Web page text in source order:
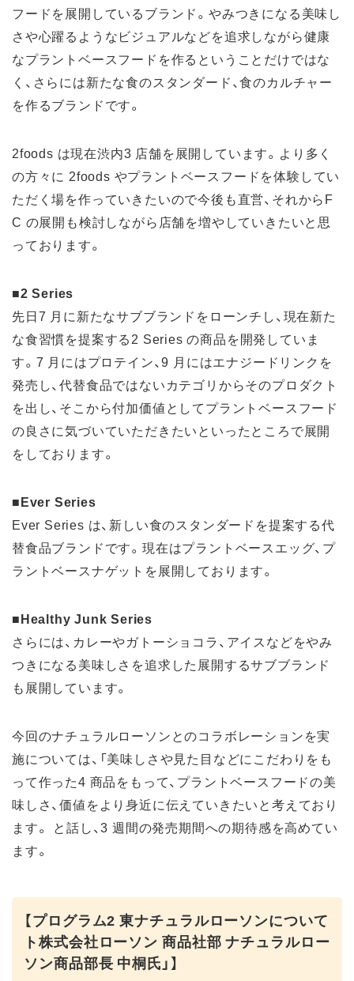
フードを展開しているブランド。やみつきになる美味し
さや心躍るようなビジュアルなどを追求しながら健康
なプラントベースフードを作るということだけではな
く、さらには新たな食のスタンダード、食のカルチャー
を作るブランドです。
2foods は現在渋内3 店舗を展開しています。より多く
の方々に 2foods やプラントベースフードを体験してい
ただく場を作っていきたいので今後も直営、それからF
C の展開も検討しながら店舗を増やしていきたいと思
っております。
■2 Series
先日7 月に新たなサブブランドをローンチし、現在新た
な食習慣を提案する2 Series の商品を開発していま
す。7 月にはプロテイン、9 月にはエナジードリンクを
発売し、代替食品ではないカテゴリからそのプロダクト
を出し、そこから付加価値としてプラントベースフード
の良さに気づいていただきたいといったところで展開
をしております。
■Ever Series
Ever Series は、新しい食のスタンダードを提案する代
替食品ブランドです。現在はプラントベースエッグ、プ
ラントベースナゲットを展開しております。
■Healthy Junk Series
さらには、カレーやガトーショコラ、アイスなどをやみ
つきになる美味しさを追求した展開するサブブランド
も展開しています。
今回のナチュラルローソンとのコラボレーションを実
施については、「美味しさや見た目などにこだわりをも
って作った4 商品をもって、プラントベースフードの美
味しさ、価値をより身近に伝えていきたいと考えており
ます。 と話し、3 週間の発売期間への期待感を高めてい
ます。
【プログラム2 東ナチュラルローソンについて
ト株式会社ローソン 商品社部 ナチュラルロー
ソン商品部長 中桐氏」】